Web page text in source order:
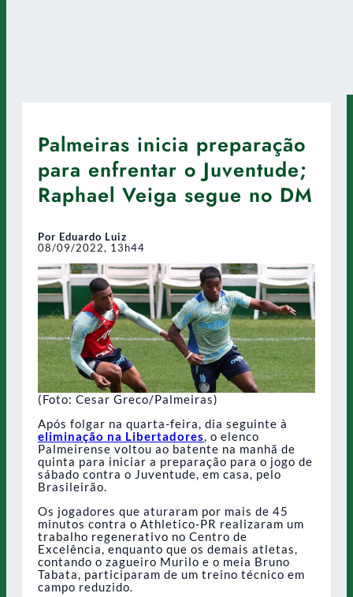
Palmeiras inicia preparação
para enfrentar o Juventude;
Raphael Veiga segue no DM
Por Eduardo Luiz
08/09/2022, 13h44
(Foto: Cesar Greco/Palmeiras)
Após folgar na quarta-feira, dia seguinte à
eliminação na Libertadores, o elenco
Palmeirense voltou ao batente na manhã de
quinta para iniciar a preparação para o jogo de
sábado contra o Juventude, em casa, pelo
Brasileirão.
Os jogadores que aturaram por mais de 45
minutos contra o Athletico-PR realizaram um
trabalho regenerativo no Centro de
Excelência, enquanto que os demais atletas,
contando o zagueiro Murilo e o meia Bruno
Tabata, participaram de um treino técnico em
campo reduzido.